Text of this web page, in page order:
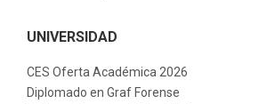
UNIVERSIDAD
CES Oferta Académica 2026
Diplomado en Graf Forense